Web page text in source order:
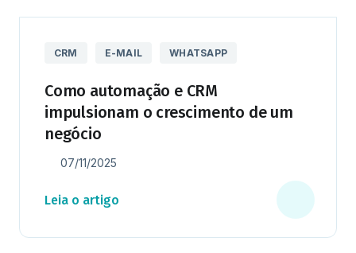
CRM E-MAIL WHATSAPP
Como automação e CRM
impulsionam o crescimento de um
negócio
07/11/2025
Leia o artigo